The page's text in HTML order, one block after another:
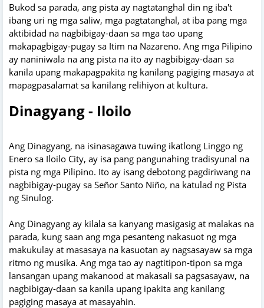
Bukod sa parada, ang pista ay nagtatanghal din ng iba't
ibang uri ng mga saliw, mga pagtatanghal, at iba pang mga
aktibidad na nagbibigay-daan sa mga tao upang
makapagbigay-pugay sa Itim na Nazareno. Ang mga Pilipino
ay naniniwala na ang pista na ito ay nagbibigay-daan sa
kanila upang makapagpakita ng kanilang pagiging masaya at
mapagpasalamat sa kanilang relihiyon at kultura.
Dinagyang - Iloilo
Ang Dinagyang, na isinasagawa tuwing ikatlong Linggo ng
Enero sa Iloilo City, ay isa pang pangunahing tradisyunal na
pista ng mga Pilipino. Ito ay isang debotong pagdiriwang na
nagbibigay-pugay sa Señor Santo Niño, na katulad ng Pista
ng Sinulog.
Ang Dinagyang ay kilala sa kanyang masigasig at malakas na
parada, kung saan ang mga pesanteng nakasuot ng mga
makukulay at masasaya na kasuotan ay nagsasayaw sa mga
ritmo ng musika. Ang mga tao ay nagtitipon-tipon sa mga
lansangan upang makanood at makasali sa pagsasayaw, na
nagbibigay-daan sa kanila upang ipakita ang kanilang
pagiging masaya at masayahin.